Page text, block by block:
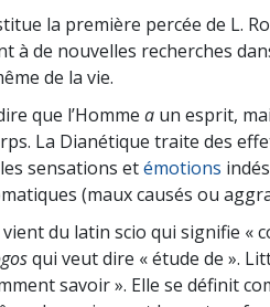
la première percée de L.
à de nouvelles recherches
de la vie.
que l’Homme a un esprit,
La Dianétique traite des
sensations etémotions
(maux causés ou
vient du latin scio qui signifie «
qui veut dire « étude de ».
savoir ». Elle se définit